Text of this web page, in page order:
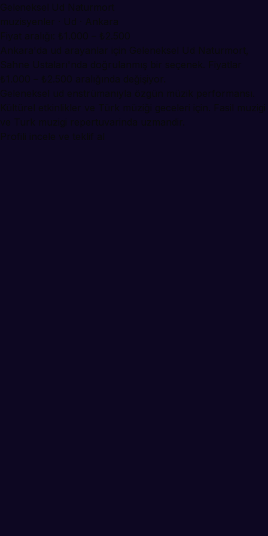
Geleneksel Ud Naturmort
muzisyenler · Ud · Ankara
Fiyat aralığı: ₺1.000 – ₺2.500
Ankara'da ud arayanlar için Geleneksel Ud Naturmort,
Sahne Ustaları'nda doğrulanmış bir seçenek. Fiyatlar
₺1.000 – ₺2.500 aralığında değişiyor.
Geleneksel ud enstrümanıyla özgün müzik performansı.
Kültürel etkinlikler ve Türk müziği geceleri için. Fasil muzigi
ve Turk muzigi repertuvarinda uzmandir.
Profili incele ve teklif al